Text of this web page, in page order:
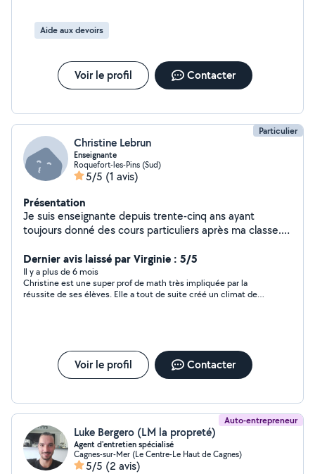
Aide aux devoirs
Voir le profil Contacter
Particulier
Christine Lebrun
Enseignante
Roquefort-les-Pins (Sud)
5/5 (1 avis)
Présentation
Je suis enseignante depuis trente-cinq ans ayant
toujours donné des cours particuliers après ma classe.
petits élèves sont ma plus belle récompense.
Dernier avis laissé par Virginie : 5/5
Il y a plus de 6 mois
Christine est une super prof de math très impliquée par la
réussite de ses élèves. Elle a tout de suite créé un climat de
Voir le profil Contacter
Auto-entrepreneur
Luke Bergero (LM la propreté)
Agent d'entretien spécialisé
Cagnes-sur-Mer (Le Centre-Le Haut de Cagnes)
5/5 (2 avis)